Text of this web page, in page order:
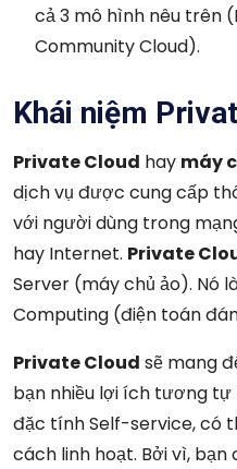
cả 3 mô hình nêu trên
Community Cloud).
Khái niệm
Private Cloud hay máy
dịch vụ được cung cấp
với người dùng trong
hay Internet. Private
Server (máy chủ ảo). Nó
Computing (điện toán
Private Cloud sẽ mang
bạn nhiều lợi ích tương
đặc tính Self-service, có
cách linh hoạt. Bởi vì,